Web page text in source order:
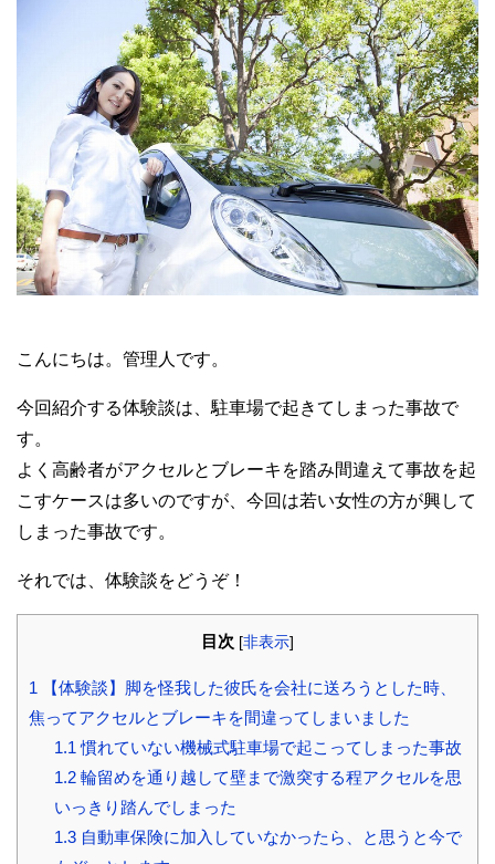
こんにちは。管理人です。
今回紹介する体験談は、駐車場で起きてしまった事故で
す。
よく高齢者がアクセルとブレーキを踏み間違えて事故を起
こすケースは多いのですが、今回は若い女性の方が興して
しまった事故です。
それでは、体験談をどうぞ！
目次 [非表示]
1 【体験談】脚を怪我した彼氏を会社に送ろうとした時、
焦ってアクセルとブレーキを間違ってしまいました
1.1 慣れていない機械式駐車場で起こってしまった事故
1.2輪留めを通り越して壁まで激突する程アクセルを思
いっきり踏んでしまった
1.3自動車保険に加入していなかったら、と思うと今で